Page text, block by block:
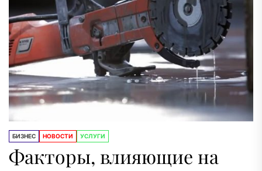
БИЗНЕС НОВОСТИ УСЛУГИ
Факторы, влияющие на